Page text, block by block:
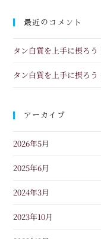
最近のコメント
タン白質を上手に摂ろう
タン白質を上手に摂ろう
アーカイブ
2026年5月
2025年6月
2024年3月
2023年10月